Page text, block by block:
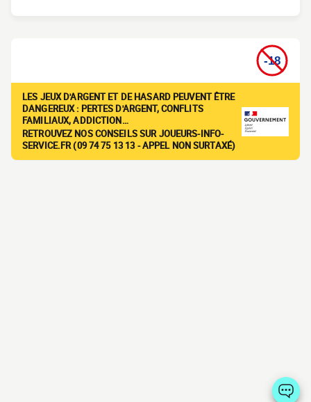
LES JEUX D'ARGENT ET DE HASARD PEUVENT ÊTRE
DANGEREUX : PERTES D'ARGENT, CONFLITS
FAMILIAUX, ADDICTION…
RETROUVEZ NOS CONSEILS SUR JOUEURS-INFO-
SERVICE.FR (09 74 75 13 13 - APPEL NON SURTAXÉ)